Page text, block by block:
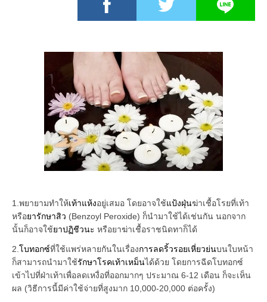
1.พยายามทำให้เท้าแห้งอยู่เสมอ โดยอาจใช้แป้งฝุ่นฆ่าเชื้อโรยที่เท้า
หรือยารักษาสิว (Benzoyl Peroxide) ก็นำมาใช้ได้เช่นกัน นอกจาก
นั้นก็อาจใช้ยาปฏิชีวนะ หรือยาฆ่าเชื้อราชนิดทาก็ได้
2. โบทอกซ์ที่ใช้แพร่หลายกันในเรื่องการลดริ้วรอยเหี่ยวย่นบนใบหน้า
ก็สามารถนำมาใช้รักษาโรคเท้าเหม็นได้ด้วย โดยการฉีดโบทอกซ์
เข้าไปที่ฝ่าเท้าเพื่อลดเหงื่อที่ออกมากๆ ประมาณ 6-12 เดือน ก็จะเห็น
ผล (วิธีการนี้มีค่าใช้จ่ายที่สูงมาก 10,000-20,000 ต่อครั้ง)